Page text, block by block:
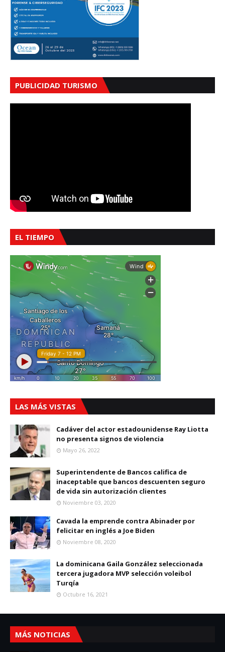
PUBLICIDAD TURISMO
EL TIEMPO
LAS MÁS VISTAS
Cadáver del actor estadounidense Ray Liotta
no presenta signos de violencia
Mayo 26, 2022
Superintendente de Bancos califica de
inaceptable que bancos descuenten seguro
de vida sin autorización clientes
Noviembre 03, 2020
Cavada la emprende contra Abinader por
felicitar en inglés a Joe Biden
Noviembre 08, 2020
La dominicana Gaila González seleccionada
tercera jugadora MVP selección voleibol
Turqía
Octubre 16, 2021
MÁS NOTICIAS